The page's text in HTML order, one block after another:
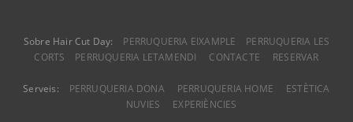
Sobre Hair Cut Day: PERRUQUERIA EIXAMPLE
PERRUQUERIA LES
CORTS
PERRUQUERIA LETAMENDI CONTACTE RESERVAR
Serveis: PERRUQUERIA DONA PERRUQUERIA HOME
ESTÈTICA
NUVIES
EXPERIÈNCIES